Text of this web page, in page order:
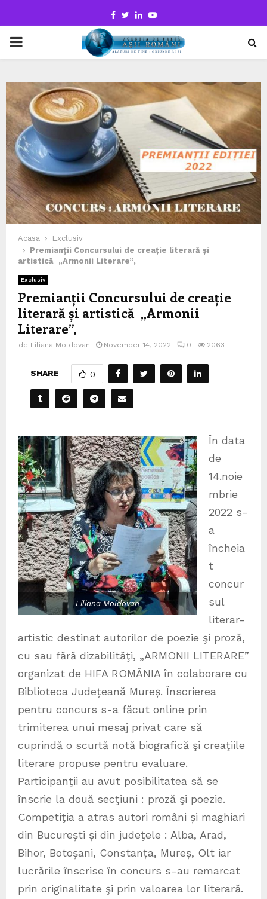
Facebook
TwitterLinkedinYoutube
PRIMARY
Acasa
Exclusiv
Premianții Concursului de creație literară și
artistică „Armonii Literare”,
Exclusiv
Premianții Concursului de creație
literară și artistică „Armonii
Literare”,
de Liliana Moldovan November 14, 2022 0 2063
SHARE 0
Liliana Moldovan
În data
de
14.noie
mbrie
2022 s-
a
încheia
t
concur
sul
literar-
artistic destinat autorilor de poezie şi proză,
cu sau fără dizabilităţi, „ARMONII LITERARE”
organizat de HIFA ROMÂNIA în colaborare cu
Biblioteca Județeană Mureș. Înscrierea
pentru concurs s-a făcut online prin
trimiterea unui mesaj privat care să
cuprindă o scurtă notă biografică şi creaţiile
literare propuse pentru evaluare.
Participanţii au avut posibilitatea să se
înscrie la două secţiuni : proză şi poezie.
Competiţia a atras autori români și maghiari
din București și din judeţele : Alba, Arad,
Bihor, Botoșani, Constanța, Mureș, Olt iar
lucrările înscrise în concurs s-au remarcat
prin originalitate şi prin valoarea lor literară.